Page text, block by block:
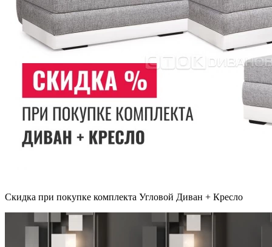
Скидка при покупке комплекта Угловой Диван + Кресло